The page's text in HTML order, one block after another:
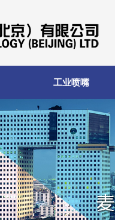
工业喷嘴